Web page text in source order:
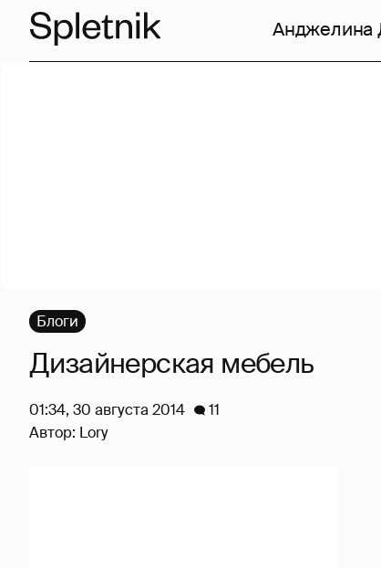
Анджелина
Блоги
Дизайнерская мебель
01:34, 30 августа 2014
11
Автор: Lory